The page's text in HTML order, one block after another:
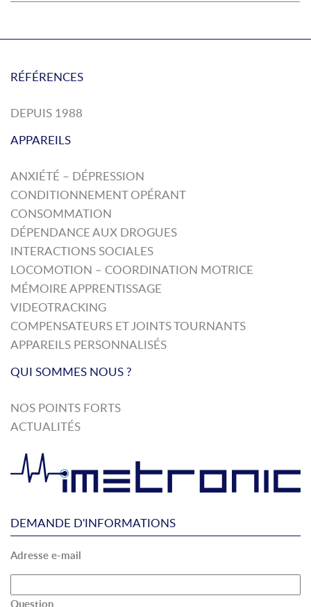
RÉFÉRENCES
DEPUIS 1988
APPAREILS
ANXIÉTÉ – DÉPRESSION
CONDITIONNEMENT OPÉRANT
CONSOMMATION
DÉPENDANCE AUX DROGUES
INTERACTIONS SOCIALES
LOCOMOTION – COORDINATION MOTRICE
MÉMOIRE APPRENTISSAGE
VIDEOTRACKING
COMPENSATEURS ET JOINTS TOURNANTS
APPAREILS PERSONNALISÉS
QUI SOMMES NOUS ?
NOS POINTS FORTS
ACTUALITÉS
DEMANDE D'INFORMATIONS
Adresse e-mail
Question